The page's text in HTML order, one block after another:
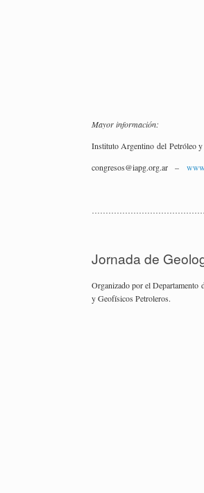
Mayor in­for­ma­ción:
Ins­ti­tu­to Ar­gen­tino del Pe­tró­leo
con­gre­sos@​iapg.​org.​ar –
Jor­na­da de
Or­ga­ni­za­do por el De­par­ta­men­to
y Geo­fí­si­cos Pe­tro­le­ros.